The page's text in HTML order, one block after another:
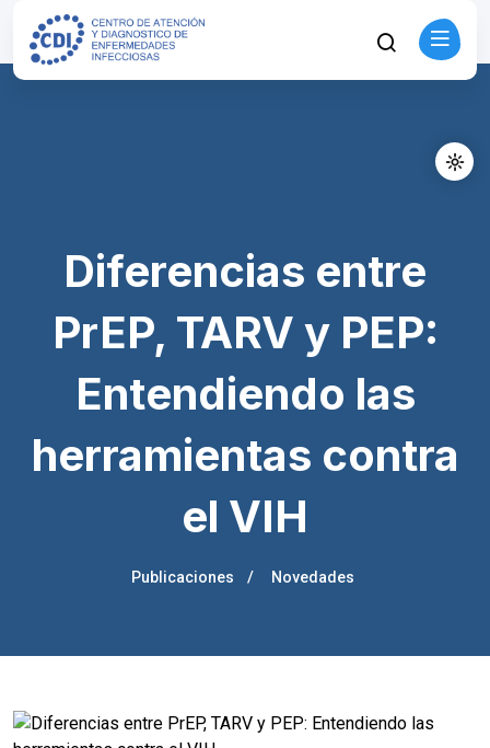
Diferencias entre
PrEP, TARV y PEP:
Entendiendo las
herramientas contra
el VIH
Publicaciones Novedades